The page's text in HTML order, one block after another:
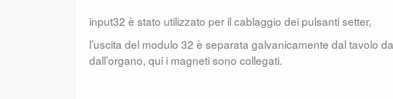
input32 è stato utilizzato per il cablaggio dei pulsanti setter,
l’uscita del modulo 32 è separata galvanicamente dal tavolo
dall’organo, qui i magneti sono collegati.